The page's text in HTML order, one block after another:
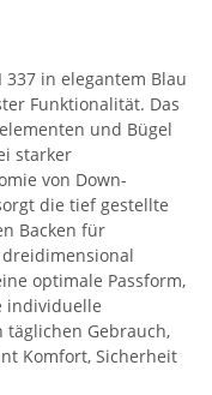
in elegantem Blau
Funktionalität. Das
und Bügel
starker
von Down-
die tief gestellte
Backen für
optimale Passform,
individuelle
Gebrauch,
Komfort, Sicherheit